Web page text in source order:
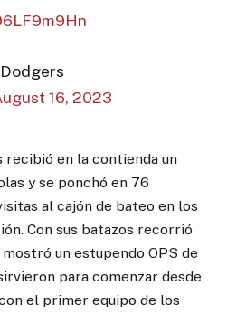
16, 2023
recibió en la contienda un
y se ponchó en 76
al cajón de bateo en los
Con sus batazos recorrió
un estupendo OPS de
para comenzar desde
el primer equipo de los